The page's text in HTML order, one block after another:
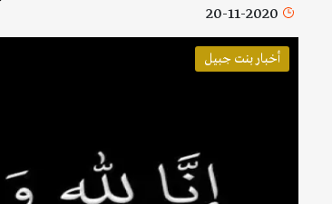
20-11-2020
أخبار بنت جبيل